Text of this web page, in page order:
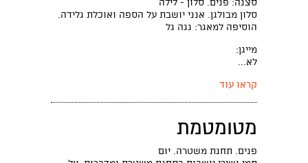
סצנה: פנים. סלון - לילה
סלון מבולגן. אנני יושבת על הספה ואוכלת גלידה.
הוסיפה למאגר: נגה גל
מייגן:
לא...
קראו עוד
מטומטמת
פנים. תחנת משטרה. יום